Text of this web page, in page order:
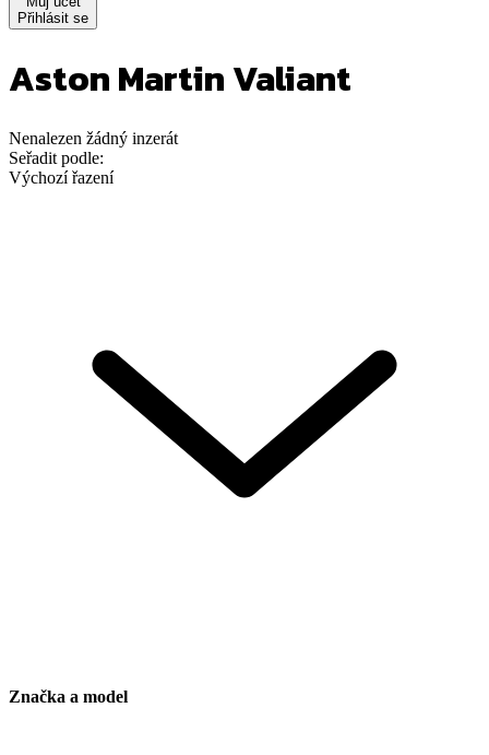
Přihlásit se
Aston Martin Valiant
Nenalezen žádný inzerát
Seřadit podle:
Výchozí řazení
Značka a model